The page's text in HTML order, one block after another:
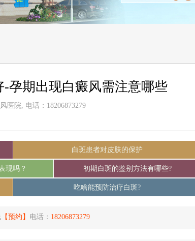
孕期出现白癜风需注意哪些
医院, 电话：18206873279
白斑患者对皮肤的保护
现吗？ 初期白斑的鉴别方法有哪些?
吃啥能预防治疗白斑?
【预约】 电话： 18206873279